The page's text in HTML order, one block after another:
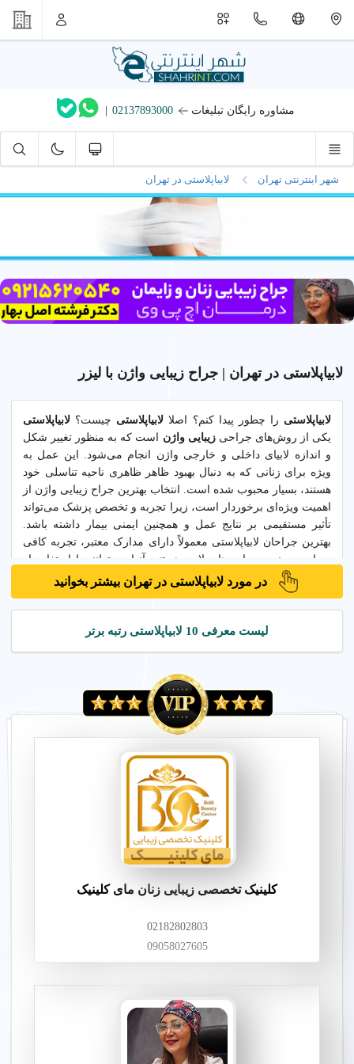
مشاوره رایگان تبلیغات 02137893000
|
شهر اینترنتی تهران لابیاپلاستی در تهران
لابیاپلاستی در تهران | جراح زیبایی واژن با لیزر
لابیاپلاستی را چطور پیدا کنم؟ اصلا لابیاپلاستی چیست؟لابیاپلاستی
یکی از روش‌های جراحی زیبایی واژن است که به منظور تغییر شکل
و اندازه لابیای داخلی و خارجی واژن انجام می‌شود. این عمل به
ویژه برای زنانی که به دنبال بهبود ظاهر ظاهری ناحیه تناسلی خود
هستند، بسیار محبوب شده است. انتخاب بهترین جراح زیبایی واژن از
اهمیت ویژه‌ای برخوردار است، زیرا تجربه و تخصص پزشک می‌تواند
تأثیر مستقیمی بر نتایج عمل و همچنین ایمنی بیمار داشته باشد.
بهترین جراحان لابیاپلاستی معمولاً دارای مدارک معتبر، تجربه کافی
در این زمینه و مهارت‌های لازم هستند. آنها می‌توانند با استفاده از
تکنیک‌های مدرن مانند لابیاپلاستی با لیزر، عمل را به صورت
کم‌خونریزی و بدون درد انجام دهند.
در کنار لابیاپلاستی، برخی از روش‌های دیگر مانند پرینورافی
تخصصی و معتبر در این زمینه معمولاً خدماتی مانند
رفع تیرگی بیکینیو فرم‌دهی بیکینی را ارائه می‌دهند. این خدمات
به زنان کمک می‌کند تا احساس اعتماد به نفس بیشتری داشته باشند
و از زیبایی خود لذت ببرند. انتخاب یک کلینیک معتبر که تمامی این
خدمات را با رعایت استانداردهای پزشکی و ایمنی ارائه دهد،
می‌تواند نقش مهمی در موفقیت عمل داشته باشد. به همین دلیل،
پیش از انجام هرگونه عمل جراحی، مشاوره با پزشک متخصص و
بررسی سوابق و تجربیات او بسیار مهم است.
اندازه لابیاهای داخلی و یا خارجی واژن انجام می‌شود. این عمل به
دلایل زیبایی، پزشکی یا ترکیبی از هر دو انجام می‌گیرد. بسیاری از
زنان به دلایل مختلفی از جمله عدم تناسب ظاهری، ناراحتی‌های
برخی از زنان ممکن است به دلیل تغییرات ناشی از زایمان یا
افزایش سن، تمایل به انجام لابیاپلاستی داشته باشند. این جراحی
می‌تواند به بهبود اعتماد به نفس و کیفیت زندگی زنان کمک کند و
در مورد لابیاپلاستی در تهران بیشتر بخوانید
لیست معرفی 10 لابیاپلاستی رتبه برتر
کلینیک تخصصی زیبایی زنان مای کلینیک
02182802803
09058027605